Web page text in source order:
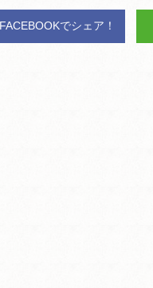
FACEBOOKでシェア！